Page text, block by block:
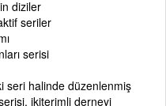
diziler
seriler
serisi
seri halinde düzenlenmiş
ikiterimli derneyi